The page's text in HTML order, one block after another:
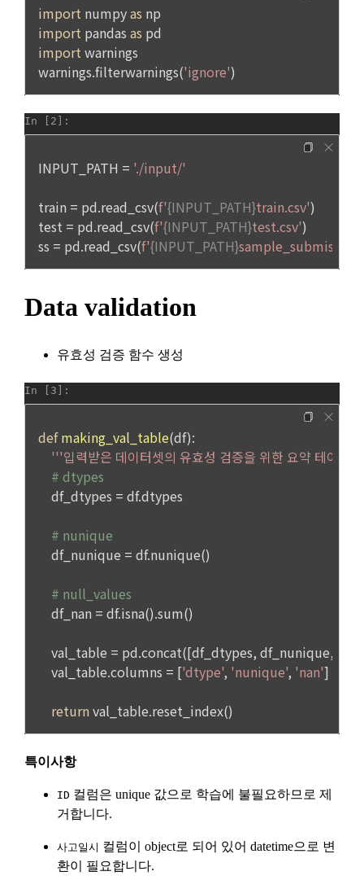
메일 인증 필요
[데이콘] 회원가입 인증메일
9. "아이디"라 함은 회원의 식별과 회원의 서비스 이용을 위하여
"회원"이 가입 시 사용한 이메일 주소를 말한다.
10. "비밀번호"라 함은 "회사"의 서비스를 이용하려는 사람이 아
이디를 부여받은 자와 동일인임을 확인하고 "회원"의 권익을 보
호하기 위하여 "회원"이 선정한 문자와 숫자의 조합 또는 이와
동일한 용도로 쓰이는 “사이트”에서 자동 생성된 인증코드를 말
한다.
본 약관은 온라인을 통하여 “회원”에게 공시함으로써 효력을 발
생한다.
1. "회사"는 이 약관의 내용과 상호, 영업소 소재지, 대표자의 성
명, 사업자등록번호, 연락처 등을 "회원"이 알 수 있도록 초기 화
2. "회사"는 약관의규제등에관한법률, 전기통신기본법, 전기통
서의 소비자보호에 관한 법률, 전자문서 및 전자거래기본법, 전
자금융거래법, 전자서명법, 소비자기본법, 개인정보보호법 등
관련법을 위배하지 않는 범위에서 이 약관을 개정할 수 있다.
3. "회사"는 "서비스"에 대해 별도의 이용약관 또는 정책(이하
“별도약관”)을 둘 수 있으며, 그 내용이 이 약관과 충돌하는 경우
“별도약관”이 우선하여 적용된다.
4. “회사”의 영업상 중요한 사유 또는 관계 법령에 의한 변경사
유가 있을 때, 약관을 변경할 수 있으며, 약관을 개정할 경우에는
적용일자 및 개정사유를 명시하여 현행 약관과 함께 “회사” 홈페
까지 공지한다.
5. '회사' 약관의 조항에 따른 정책을 제정 및 변경할 권리를 가지
“회사” 홈페이지의 공지게시판에 그 적용일자 7일 이전부터 적
용일자 전일까지 공지한다.
경된 약관이 공지된 지 15일 이내에 거부의사를 표명할 수 있다.
"회원"이 거부하는 경우 본 서비스 제공자인 "회사"는 15일의 기
지할 수 있다. 만약, "회원"이 거부의사를 표시하지 않거나, 전항
제 4 조 (약관의 해석)
1. 이 약관에서 규정하지 않은 사항에 관해서는 약관의규제등에
관한법률, 전기통신기본법, 전기통신사업법, 정보통신망이용촉
진등에관한법률, 전자상거래 등에서의 소비자보호에 관한 법률,
전자문서 및 전자거래기본법, 전자금융거래법, 전자서명법, 소
1) 회원관리
회원제 서비스 이용에 따른 본인확인, 본인의 의사확인, 고객문
의에 대한 응답, 새로운 정보의 소개 및 고지사항 전달
산
본인인증, 채용정보 매칭 및 컨텐츠 제공을 위한 개인식별, 회원
간의 상호 연락, 구매 및 요금 결제, 물품 및 증빙발송, 부정 이용
방지와 비인가 사용방지
3) 서비스 개발 및 마케팅ㆍ광고 활용
맞춤 서비스 제공, 서비스 안내 및 이용권유, 서비스 개선 및 신
규 서비스 개발을 위한 통계 및 접속빈도 파악, 통계학적 특성에
를 위한 데이터 분석
3. 수집하는 개인정보 항목 및 수집방법
가. 수집하는 개인정보의 항목
1) 회원가입 시 수집하는 항목
필수 항목 : 아이디, 비밀번호, 이름, 닉네임, 이메일
선택 항목 : 휴대폰번호, 생년월일, 국가, 직업
서비스의 이용자에 한해 추가 개인정보 수집이 발생할 수 있습
니다. 추가로 개인정보를 수집할 경우에는 해당 개인정보 수집
집 및 이용목적, 개인정보의 보관기간’에 대해 안내 드리고 동의
를 받습니다.
2) 데이콘 인재풀 등록 시 수집하는 항목
여부, 사용 가능한 프로그래밍 언어 및 사용 경험, 프로젝트 또는
선택 항목: 프로젝트 또는 대회 코드 링크(추가분), 기타 수상 경
력, 개인 운영 사이트 링크(GitHub, Linkedin 등) ,영상, ppt
3) 모바일 서비스 이용 시 수집되는 항목